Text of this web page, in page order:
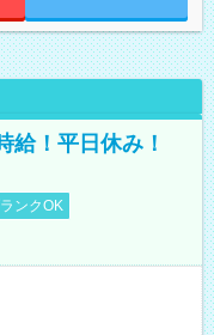
給！平日休み！
ンクOK